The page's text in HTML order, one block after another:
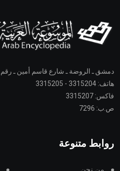
دمشق ـ الروضة ـ شارع قاسم أمين ـ رقم 39
هاتف: 3315204 - 3315205
فاكس: 3315207
ص.ب: 7296
روابط متنوعة